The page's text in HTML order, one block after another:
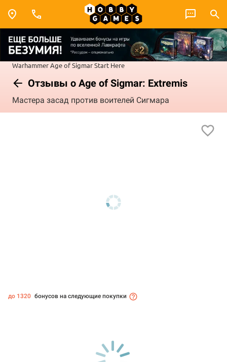
WarhammerAge of SigmarStart Here
Отзывы о Age of Sigmar: Extremis
Мастера засад против воителей Сигмара
до 1320 бонусов на следующие покупки